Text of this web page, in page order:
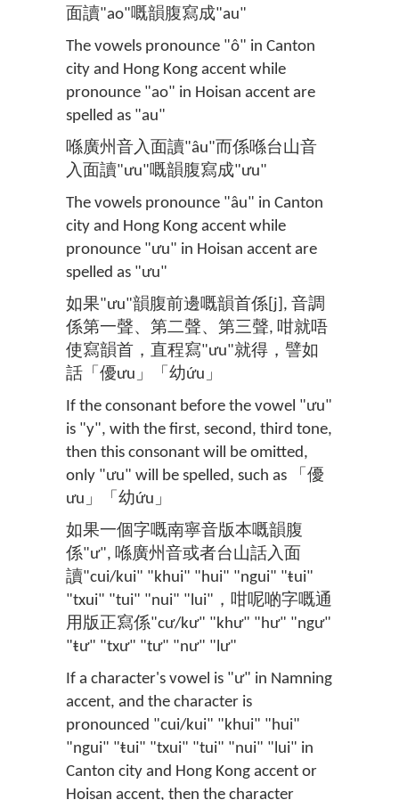
面讀"ao"嘅韻腹寫成"au"
The vowels pronounce "ô" in Canton
city and Hong Kong accent while
pronounce "ao" in Hoisan accent are
spelled as "au"
喺廣州音入面讀"âu"而係喺台山音
入面讀"ưu"嘅韻腹寫成"ưu"
The vowels pronounce "âu" in Canton
city and Hong Kong accent while
pronounce "ưu" in Hoisan accent are
spelled as "ưu"
如果"ưu"韻腹前邊嘅韻首係[j], 音調
係第一聲、第二聲、第三聲, 咁就唔
使寫韻首，直程寫"ưu"就得，譬如
話「優ưu」「幼ứu」
If the consonant before the vowel "ưu"
is "y", with the first, second, third tone,
then this consonant will be omitted,
only "ưu" will be spelled, such as 「優
ưu」「幼ứu」
如果一個字嘅南寧音版本嘅韻腹
係"ư", 喺廣州音或者台山話入面
讀"cui/kui" "khui" "hui" "ngui" "ŧui"
"txui" "tui" "nui" "lui"，咁呢啲字嘅通
用版正寫係"cư/kư" "khư" "hư" "ngư"
"ŧư" "txư" "tư" "nư" "lư"
If a character's vowel is "ư" in Namning
accent, and the character is
pronounced "cui/kui" "khui" "hui"
"ngui" "ŧui" "txui" "tui" "nui" "lui" in
Canton city and Hong Kong accent or
Hoisan accent, then the character